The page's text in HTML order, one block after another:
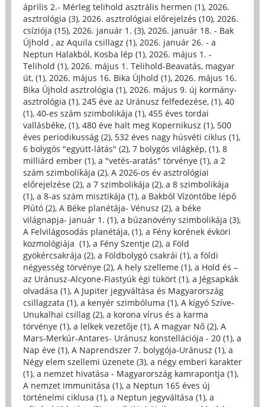
április 2.- Mérleg telihold asztrális hermen (1), 2026.
asztrológia (3), 2026. asztrológiai előrejelzés (10), 2026.
csíziója (15), 2026. január 1. (3), 2026. január 18. - Bak
Újhold , az Aquila csillagz (1), 2026. január 26. - a
Neptun Halakból, Kosba lép (1), 2026. május 1. -
Telihold (1), 2026. május 1. Telihold-Beavatás, magyar
út, (1), 2026. május 16. Bika Újhold (1), 2026. május 16.
Bika Újhold asztrológia (1), 2026. május 9. új kormány-
asztrológia (1), 245 éve az Uránusz felfedezése, (1), 40
(1), 40-es szám szimbolikája (1), 455 éves tordai
vallásbéke, (1), 480 éve halt meg Kopernikusz (1), 500
éves periodikusság (2), 532 éves nagy húsvéti ciklus (1),
6 bolygós "együtt-látás" (2), 7 bolygós világkép, (1), 8
milliárd ember (1), a "vetés-aratás" törvénye (1), a 2
szám szimbolikája (2), A 2026-os év asztrológiai
előrejelzése (2), a 7 szimbolikája (2), a 8 szimbolikája
(1), a 8-as szám misztikája (1), a Bakból Vízöntőbe lépő
Plútó (2), A Béke planétája- Vénusz (2), a béke
világnapja- január 1. (1), a búzanövény szimbolikája (3),
A Felvilágosodás planétája, (1), a Fény körének évköri
kozmológiája (1), a Fény Szentje (2), a Föld
gyökércsakrája (2), a Földbolygó csakrái (1), a földi
négyesség törvénye (2), A hely szelleme (1), a Hold és –
az Uránusz-Alcyone-Fiastyúk égi tükört (1), a Jégsapkák
olvadása (1), A Jupiter jegyváltása és Magyarország
csillagzata (1), a kenyér szimbóluma (1), A kígyó Szíve-
Unukalhai csillag (2), a korona vírus és a karma
törvénye (1), a lelkek vezetője (1), A magyar Nő (2), A
Mars-Merkúr-Antares- Uránusz konstellációja - 20 (1), a
Nap éve (1), A Naprendszer 7. bolygója-Uránusz (1), a
Négy elem szellemi üzenete (3), a négy emberi karakter
(1), a nemzet hivatása - Magyarország kamrapontja (1),
A nemzet immunitása (1), a Neptun 165 éves új
történelmi ciklusa (1), a Neptun jegyváltása (1), a